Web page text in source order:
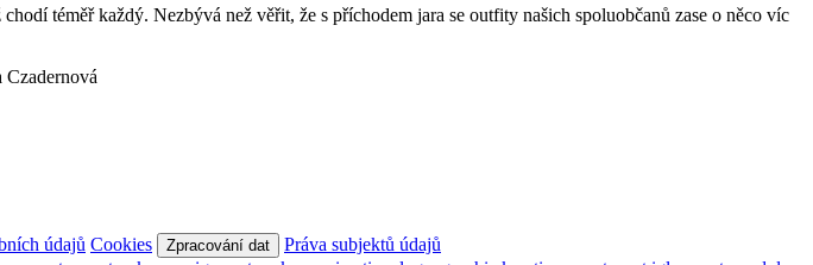
téměř každý. Nezbývá než věřit, že s příchodem jara se outfity našich spoluobčanů zase o něco víc
údajů Cookies Zpracování dat
Práva subjektů údajů